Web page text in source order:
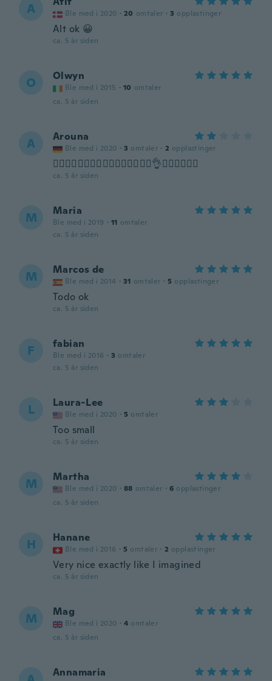
A Ble med i 2020 · 20 omtaler · 3 opplastinger
Alt ok 😀
ca. 5 år siden
O Olwyn
Ble med i 2015 · 10 omtaler
ca. 5 år siden
A Arouna
Ble med i 2020 · 3 omtaler · 2 opplastinger
👍🏼👍🏼👍🏼👍🏼👍🏼👍🏼👍🏼👍🏼👌💪🏽💪🏽💪🏽
ca. 5 år siden
M Maria
Ble med i 2019 · 11 omtaler
ca. 5 år siden
M Marcos de
Ble med i 2014 · 31 omtaler · 5 opplastinger
Todo ok
ca. 5 år siden
F fabian
Ble med i 2016 · 3 omtaler
ca. 5 år siden
L Laura-Lee
Ble med i 2020 · 5 omtaler
Too small
ca. 5 år siden
M Martha
Ble med i 2020 · 88 omtaler · 6 opplastinger
ca. 5 år siden
H Hanane
Ble med i 2016 · 5 omtaler · 2 opplastinger
Very nice exactly like I imagined
ca. 5 år siden
M Mag
Ble med i 2020 · 4 omtaler
ca. 5 år siden
Annamaria